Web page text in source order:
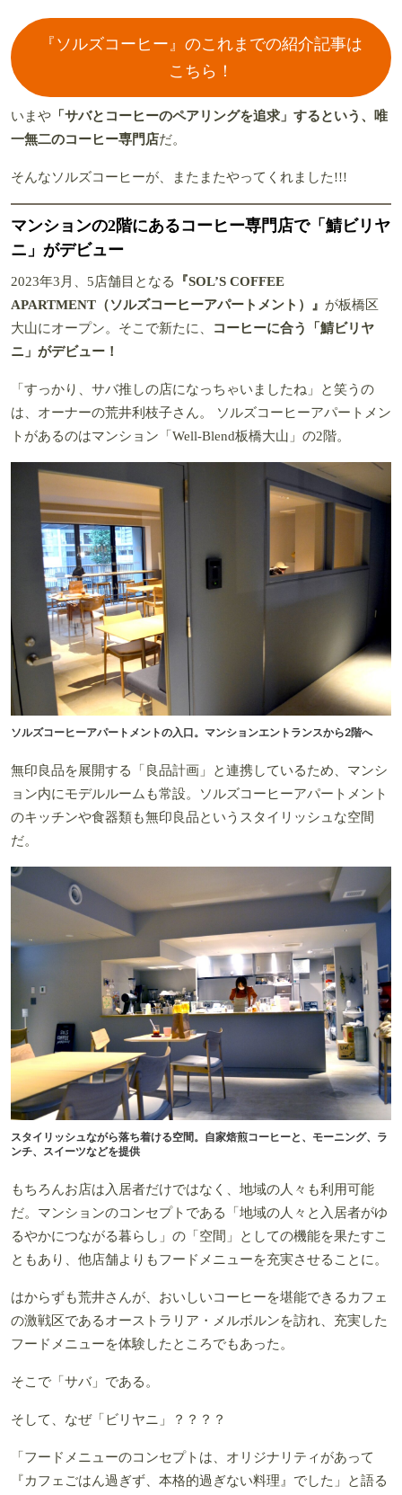
『ソルズコーヒー』のこれまでの紹介記事は
こちら！
いまや 「サバとコーヒーのペアリングを追求」するという、唯
一無二のコーヒー専門店だ。
そんなソルズコーヒーが、またまたやってくれました!!!
マンションの2階にあるコーヒー専門店で「鯖ビリヤ
ニ」がデビュー
2023年3月、5店舗目となる
『SOL’S COFFEE
APARTMENT（ソルズコーヒーアパートメント）』 が板橋区
大山にオープン。そこで新たに、
コーヒーに合う「鯖ビリヤ
ニ」がデビュー！
「すっかり、サバ推しの店になっちゃいましたね」と笑うの
は、オーナーの荒井利枝子さん。 ソルズコーヒーアパートメン
トがあるのはマンション「Well-Blend板橋大山」の2階。
ソルズコーヒーアパートメントの入口。マンションエントランスから2階へ
無印良品を展開する「良品計画」と連携しているため、マンシ
ョン内にモデルルームも常設。ソルズコーヒーアパートメント
のキッチンや食器類も無印良品というスタイリッシュな空間
だ。
スタイリッシュながら落ち着ける空間。自家焙煎コーヒーと、モーニング、ラ
ンチ、スイーツなどを提供
もちろんお店は入居者だけではなく、地域の人々も利用可能
だ。マンションのコンセプトである「地域の人々と入居者がゆ
るやかにつながる暮らし」の「空間」としての機能を果たすこ
ともあり、他店舗よりもフードメニューを充実させることに。
はからずも荒井さんが、おいしいコーヒーを堪能できるカフェ
の激戦区であるオーストラリア・メルボルンを訪れ、充実した
フードメニューを体験したところでもあった。
そこで「サバ」である。
そして、なぜ「ビリヤニ」？？？？
「フードメニューのコンセプトは、オリジナリティがあって
『カフェごはん過ぎず、本格的過ぎない料理』でした」と語る